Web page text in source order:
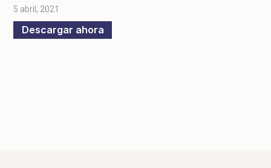
5 abril, 2021
Descargar ahora